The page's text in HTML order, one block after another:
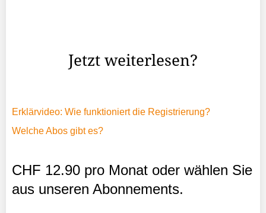
Jetzt weiterlesen?
Erklärvideo: Wie funktioniert die Registrierung?
Welche Abos gibt es?
CHF 12.90 pro Monat oder wählen Sie
aus unseren Abonnements.